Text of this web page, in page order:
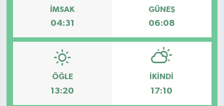
İMSAK
04:31
GÜNEŞ
06:08
ÖĞLE
13:20
İKINDI
17:10